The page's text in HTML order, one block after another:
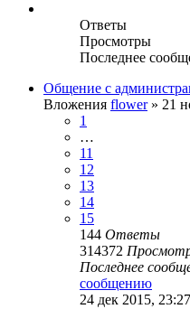
Ответы
Просмотры
Последнее
Общение с
Вложения flower» 21
1
…
11
12
13
14
15
144 Ответы
314372
Последнее
сообщению
24 дек 2015, 23:27